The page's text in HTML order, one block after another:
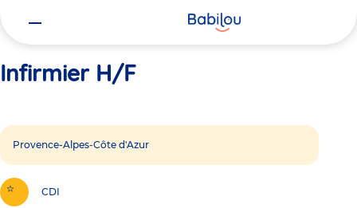
Infirmier H/F
Provence-Alpes-Côte d'Azur
CDI